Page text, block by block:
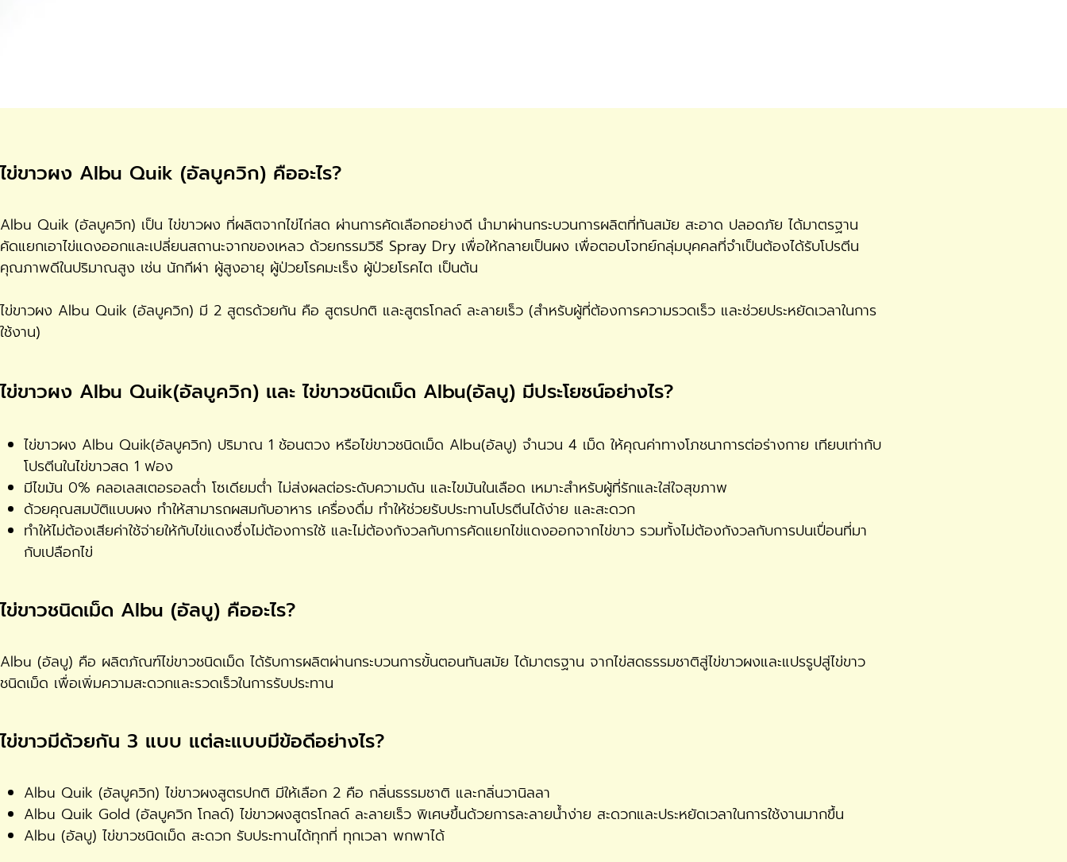
ไข่ขาวผง Albu Quik (อัลบูควิก) คืออะไร?
Albu Quik (อัลบูควิก) เป็น ไข่ขาวผง ที่ผลิตจากไข่ไก่สด ผ่านการคัดเลือกอย่างดี นำมาผ่านกระบวนการผลิตที่ทันสมัย สะอาด ปลอดภัย ได้มาตรฐาน
คัดแยกเอาไข่แดงออกและเปลี่ยนสถานะจากของเหลว ด้วยกรรมวิธี Spray Dry เพื่อให้กลายเป็นผง เพื่อตอบโจทย์กลุ่มบุคคลที่จำเป็นต้องได้รับโปรตีน
คุณภาพดีในปริมาณสูง เช่น นักกีฬา ผู้สูงอายุ ผู้ป่วยโรคมะเร็ง ผู้ป่วยโรคไต เป็นต้น
ไข่ขาวผง Albu Quik (อัลบูควิก) มี 2 สูตรด้วยกัน คือ สูตรปกติ และสูตรโกลด์ ละลายเร็ว (สำหรับผู้ที่ต้องการความรวดเร็ว และช่วยประหยัดเวลาในการ
ใช้งาน)
ไข่ขาวผง Albu Quik(อัลบูควิก) เเละ ไข่ขาวชนิดเม็ด Albu(อัลบู) มีประโยชน์อย่างไร?
ไข่ขาวผง Albu Quik(อัลบูควิก) ปริมาณ 1 ช้อนตวง หรือไข่ขาวชนิดเม็ด Albu(อัลบู) จำนวน 4 เม็ด ให้คุณค่าทางโภชนาการต่อร่างกาย เทียบเท่ากับ
โปรตีนในไข่ขาวสด 1 ฟอง
มีไขมัน 0% คลอเลสเตอรอลต่ำ โซเดียมต่ำ ไม่ส่งผลต่อระดับความดัน และไขมันในเลือด เหมาะสำหรับผู้ที่รักและใส่ใจสุขภาพ
ด้วยคุณสมบัติแบบผง ทำให้สามารถผสมกับอาหาร เครื่องดื่ม ทำให้ช่วยรับประทานโปรตีนได้ง่าย และสะดวก
ทำให้ไม่ต้องเสียค่าใช้จ่ายให้กับไข่แดงซึ่งไม่ต้องการใช้ และไม่ต้องกังวลกับการคัดแยกไข่แดงออกจากไข่ขาว รวมทั้งไม่ต้องกังวลกับการปนเปื่อนที่มา
กับเปลือกไข่
ไข่ขาวชนิดเม็ด Albu (อัลบู) คืออะไร?
Albu (อัลบู) คือ ผลิตภัณฑ์ไข่ขาวชนิดเม็ด ได้รับการผลิตผ่านกระบวนการขั้นตอนทันสมัย ได้มาตรฐาน จากไข่สดธรรมชาติสู่ไข่ขาวผงและแปรรูปสู่ไข่ขาว
ชนิดเม็ด เพื่อเพิ่มความสะดวกและรวดเร็วในการรับประทาน
ไข่ขาวมีด้วยกัน 3 แบบ แต่ละแบบมีข้อดีอย่างไร?
Albu Quik (อัลบูควิก) ไข่ขาวผงสูตรปกติ มีให้เลือก 2 คือ กลิ่นธรรมชาติ และกลิ่นวานิลลา
Albu Quik Gold (อัลบูควิก โกลด์) ไข่ขาวผงสูตรโกลด์ ละลายเร็ว พิเศษขึ้นด้วยการละลายน้ำง่าย สะดวกและประหยัดเวลาในการใช้งานมากขึ้น
Albu (อัลบู) ไข่ขาวชนิดเม็ด สะดวก รับประทานได้ทุกที่ ทุกเวลา พกพาได้